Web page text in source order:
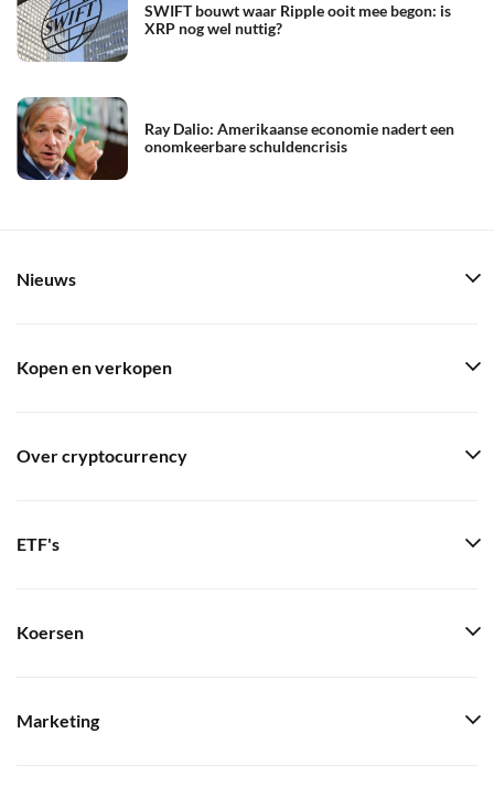
SWIFT bouwt waar Ripple ooit mee begon: is
XRP nog wel nuttig?
Ray Dalio: Amerikaanse economie nadert een
onomkeerbare schuldencrisis
Nieuws
Kopen en verkopen
Over cryptocurrency
ETF's
Koersen
Marketing